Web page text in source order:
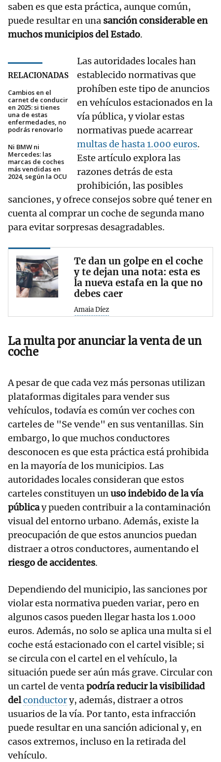
saben es que esta práctica, aunque común,
puede resultar en una sanción considerable en
muchos municipios del Estado.
RELACIONADAS
Cambios en el
carnet de conducir
en 2025: si tienes
una de estas
enfermedades, no
podrás renovarlo
Ni BMW ni
Mercedes: las
marcas de coches
más vendidas en
2024, según la OCU
Las autoridades locales han
establecido normativas que
prohíben este tipo de anuncios
en vehículos estacionados en la
vía pública, y violar estas
normativas puede acarrear
multas de hasta 1.000 euros.
Este artículo explora las
razones detrás de esta
prohibición, las posibles
sanciones, y ofrece consejos sobre qué tener en
cuenta al comprar un coche de segunda mano
para evitar sorpresas desagradables.
Te dan un golpe en el coche
y te dejan una nota: esta es
la nueva estafa en la que no
debes caer
Amaia Díez
La multa por anunciar la venta de un
coche
A pesar de que cada vez más personas utilizan
plataformas digitales para vender sus
vehículos, todavía es común ver coches con
carteles de "Se vende" en sus ventanillas. Sin
embargo, lo que muchos conductores
desconocen es que esta práctica está prohibida
en la mayoría de los municipios. Las
autoridades locales consideran que estos
carteles constituyen unuso indebido de la vía
públicay pueden contribuir a la contaminación
visual del entorno urbano. Además, existe la
preocupación de que estos anuncios puedan
distraer a otros conductores, aumentando el
riesgo de accidentes.
Dependiendo del municipio, las sanciones por
violar esta normativa pueden variar, pero en
algunos casos pueden llegar hasta los 1.000
euros. Además, no solo se aplica una multa si el
coche está estacionado con el cartel visible; si
se circula con el cartel en el vehículo, la
situación puede ser aún más grave. Circular con
un cartel de ventapodría reducir la visibilidad
delconductory, además, distraer a otros
usuarios de la vía. Por tanto, esta infracción
puede resultar en una sanción adicional y, en
casos extremos, incluso en la retirada del
vehículo.